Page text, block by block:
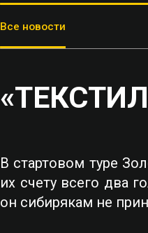
Все новости
В стартовом туре
их счету всего два
он сибирякам не